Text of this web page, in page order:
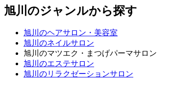
旭川のジャンルから探す
旭川のヘアサロン・美容室
旭川のネイルサロン
旭川のマツエク・まつげパーマサロン
旭川のエステサロン
旭川のリラクゼーションサロン